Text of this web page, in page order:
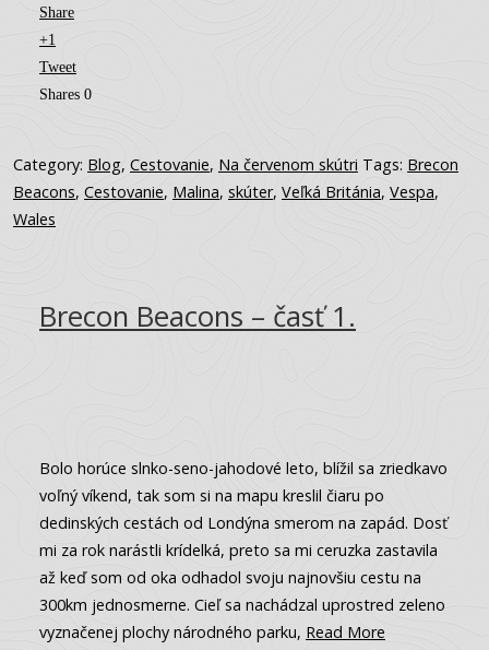
Share
+1
Tweet
Shares 0
Category: Blog, Cestovanie, Na červenom skútri Tags: Brecon
Beacons, Cestovanie, Malina, skúter, Veľká Británia, Vespa,
Wales
Brecon Beacons – časť 1.
Bolo horúce slnko-seno-jahodové leto, blížil sa zriedkavo
voľný víkend, tak som si na mapu kreslil čiaru po
dedinských cestách od Londýna smerom na zapád. Dosť
mi za rok narástli krídelká, preto sa mi ceruzka zastavila
až keď som od oka odhadol svoju najnovšiu cestu na
300km jednosmerne. Cieľ sa nachádzal uprostred zeleno
vyznačenej plochy národného parku, Read More